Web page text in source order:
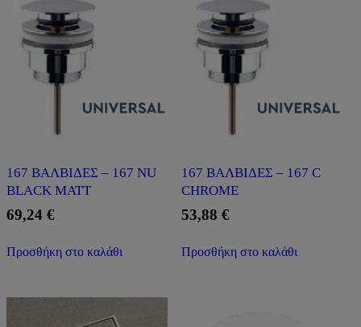
167 ΒΑΛΒΙΔΕΣ – 167 NU
BLACK MATT
69,24 €
Προσθήκη στο καλάθι
167 ΒΑΛΒΙΔΕΣ – 167 C
CHROME
53,88 €
Προσθήκη στο καλάθι